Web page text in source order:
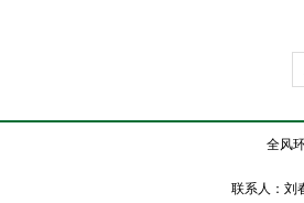
全风
联系人：刘